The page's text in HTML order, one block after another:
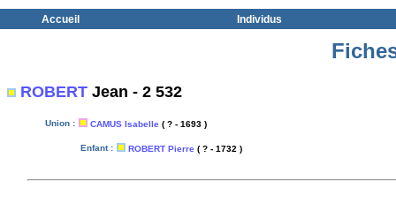
Accueil Individus
ROBERT Jean - 2 532
Union : CAMUS Isabelle ( ? - 1693 )
Enfant : ROBERT Pierre ( ? - 1732 )